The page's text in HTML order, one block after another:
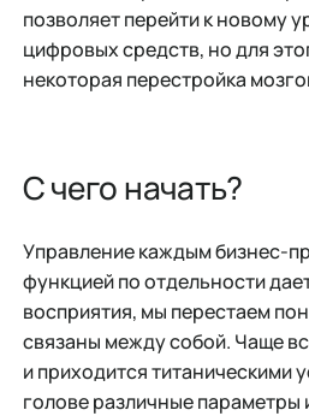
позволяет перейти к новому
цифровых средств, но для
некоторая перестройка
С чего начать?
Управление каждым бизнес-
функцией по отдельности
восприятия, мы перестаем
связаны между собой. Чаще
и приходится титаническими
голове различные параметры